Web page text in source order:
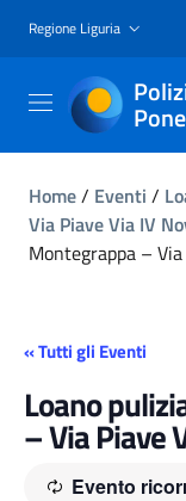
Regione Liguria
Home/ Eventi /
Via Piave Via IV
Montegrappa –
« Tutti gli Eventi
Loano
– Via Piave
Evento